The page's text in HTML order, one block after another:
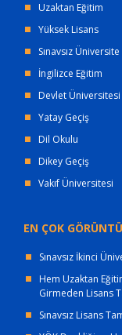
Uzaktan Eğitim
Yüksek Lisans
Sınavsız Üniversite
İngilizce Eğitim
Devlet Üniversitesi
Yatay Geçiş
Dil Okulu
Dikey Geçiş
Vakıf Üniversitesi
EN ÇOK
Sınavsız İkinci
Hem Uzaktan
Girmeden Lisans
Sınavsız Lisans